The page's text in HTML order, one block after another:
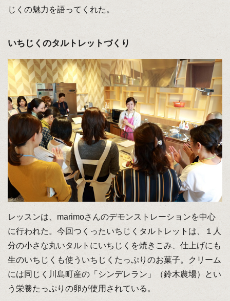
じくの魅力を語ってくれた。
いちじくのタルトレットづくり
レッスンは、marimoさんのデモンストレーションを中心
に行われた。今回つくったいちじくタルトレットは、１人
分の小さな丸いタルトにいちじくを焼きこみ、仕上げにも
生のいちじくも使ういちじくたっぷりのお菓子。クリーム
には同じく川島町産の「シンデレラン」（鈴木農場）とい
う栄養たっぷりの卵が使用されている。